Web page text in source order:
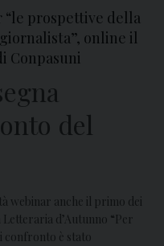
prospettive della
online il
Conpasuni
del
webinar anche il primo dei
d’Autunno “Per
confronto è stato